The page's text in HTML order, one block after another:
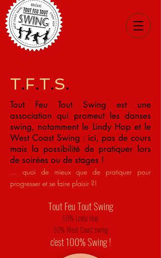
T.F.T.S.
Tout Feu Tout Swing est une
association qui promeut les danses
swing, notamment le Lindy Hop et le
West Coast Swing : ici, pas de cours
mais la possibilité de pratiquer lors
de soirées ou de stages !
… quoi de mieux que de pratiquer pour
progresser et se faire plaisir ?!
Tout Feu Tout Swing
50% Lindy Hop
50% West Coast swing
c'est 100% Swing !